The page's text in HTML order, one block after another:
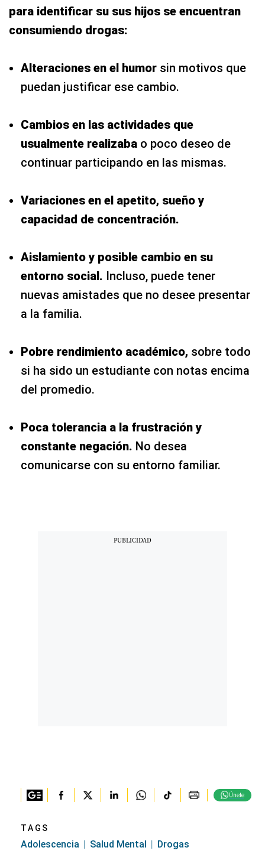
para identificar su sus hijos se encuentran
consumiendo drogas:
Alteraciones en el humor sin motivos que
puedan justificar ese cambio.
Cambios en las actividades que
usualmente realizaba o poco deseo de
continuar participando en las mismas.
Variaciones en el apetito, sueño y
capacidad de concentración.
Aislamiento y posible cambio en su
entorno social. Incluso, puede tener
nuevas amistades que no desee presentar
a la familia.
Pobre rendimiento académico, sobre todo
si ha sido un estudiante con notas encima
del promedio.
Poca tolerancia a la frustración y
constante negación. No desea
comunicarse con su entorno familiar.
Únete
TAGS
Adolescencia Salud Mental Drogas